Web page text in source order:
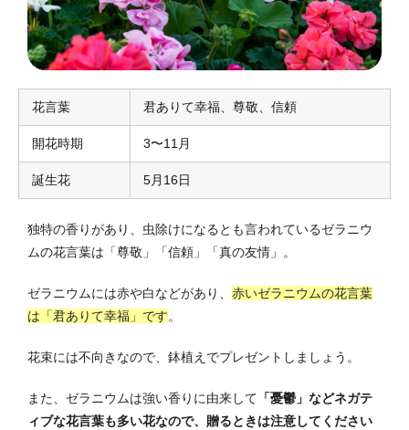
花言葉 君ありて幸福、尊敬、信頼
開花時期 3〜11月
誕生花 5月16日
独特の香りがあり、虫除けになるとも言われているゼラニウ
ムの花言葉は「尊敬」「信頼」「真の友情」。
ゼラニウムには赤や白などがあり、 赤いゼラニウムの花言葉
は「君ありて幸福」です。
花束には不向きなので、鉢植えでプレゼントしましょう。
また、ゼラニウムは強い香りに由来して 「憂鬱」などネガテ
ィブな花言葉も多い花なので、贈るときは注意してください